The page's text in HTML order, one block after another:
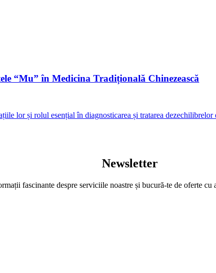
“Mu” în Medicina Tradițională Chinezească
lor și rolul esențial în diagnosticarea și tratarea
Newsletter
fascinante despre serviciile noastre și bucură-te de oferte cu